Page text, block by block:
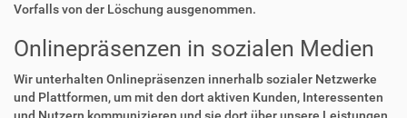
Vorfalls von der Löschung ausgenommen.
Onlinepräsenzen in sozialen Medien
Wir unterhalten Onlinepräsenzen innerhalb sozialer Netzwerke
und Plattformen, um mit den dort aktiven Kunden, Interessenten